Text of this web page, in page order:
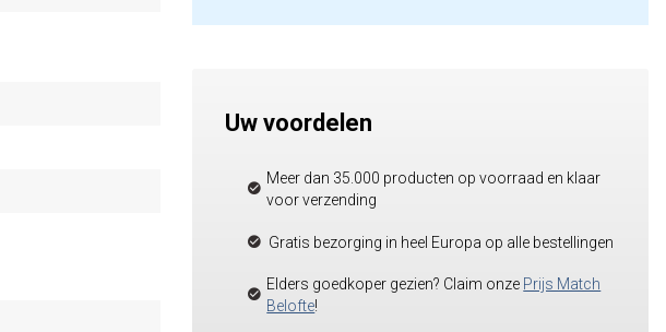
Uw voordelen
Meer dan 35.000 producten op voorraad en klaar
voor verzending
Gratis bezorging in heel Europa op alle bestellingen
Elders goedkoper gezien? Claim onze Prijs Match
Belofte!